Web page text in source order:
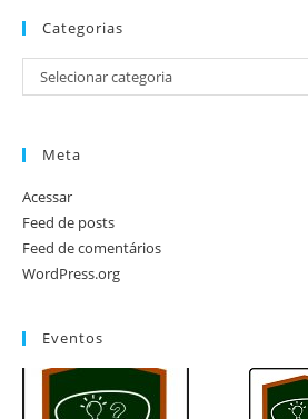
Categorias
Selecionar categoria
Meta
Acessar
Feed de posts
Feed de comentários
WordPress.org
Eventos